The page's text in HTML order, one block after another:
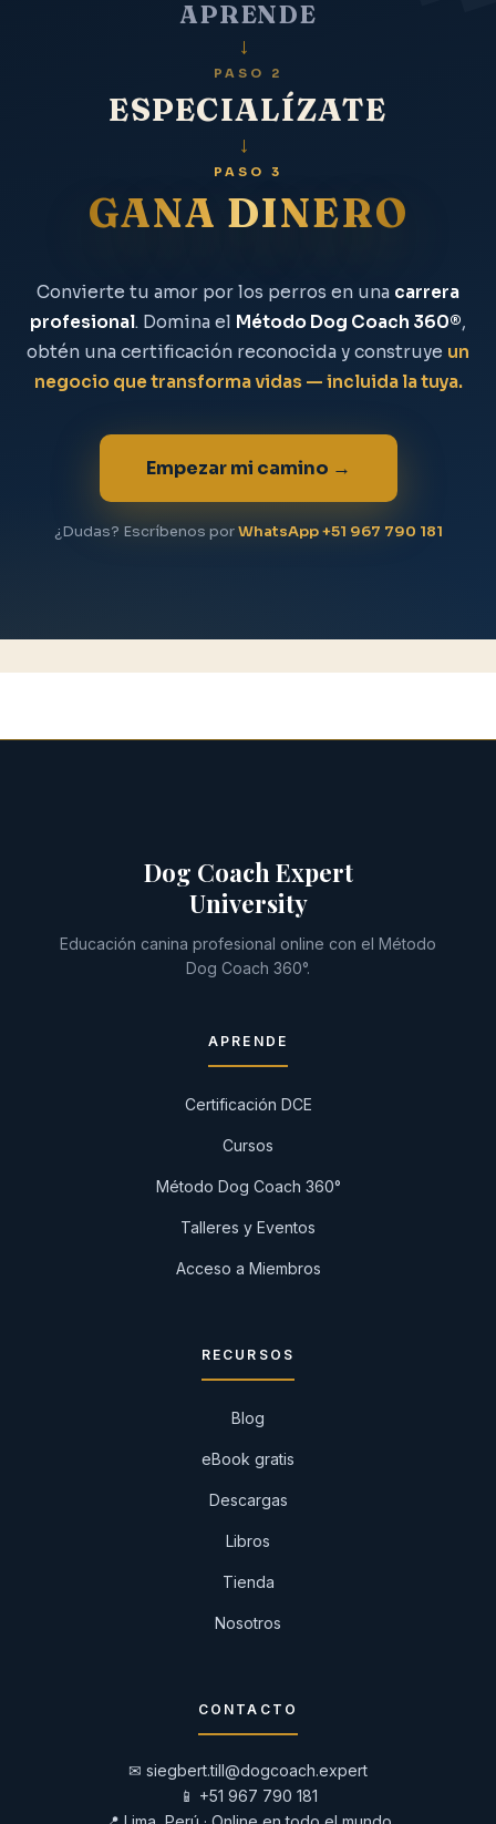
APRENDE
→
PASO 2
ESPECIALÍZATE
→
PASO 3
GANA DINERO
Convierte tu amor por los perros en una carrera
profesional. Domina el Método Dog Coach 360®,
obtén una certificación reconocida y construye un
negocio que transforma vidas — incluida la tuya.
Empezar mi camino →
¿Dudas? Escríbenos porWhatsApp +51 967 790 181
Dog Coach Expert
University
Educación canina profesional online con el Método
Dog Coach 360°.
APRENDE
Certificación DCE
Cursos
Método Dog Coach 360°
Talleres y Eventos
Acceso a Miembros
RECURSOS
Blog
eBook gratis
Descargas
Libros
Tienda
Nosotros
CONTACTO
✉ siegbert.till@dogcoach.expert
📱 +51 967 790 181